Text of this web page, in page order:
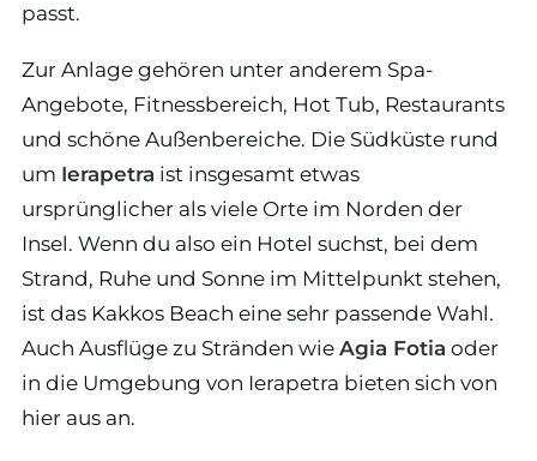
passt.
Zur Anlage gehören unter anderem Spa-
Angebote, Fitnessbereich, Hot Tub, Restaurants
und schöne Außenbereiche. Die Südküste rund
um Ierapetra ist insgesamt etwas
ursprünglicher als viele Orte im Norden der
Insel. Wenn du also ein Hotel suchst, bei dem
Strand, Ruhe und Sonne im Mittelpunkt stehen,
ist das Kakkos Beach eine sehr passende Wahl.
Auch Ausflüge zu Stränden wie Agia Fotia oder
in die Umgebung von Ierapetra bieten sich von
hier aus an.